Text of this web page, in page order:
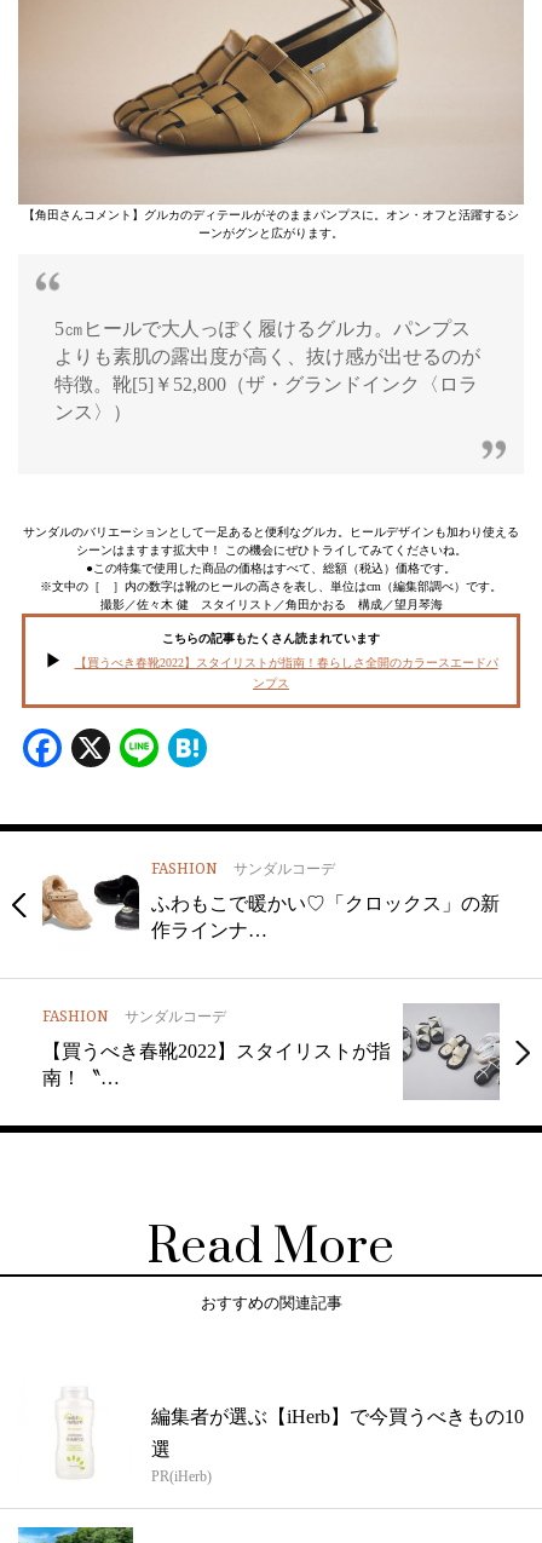
【角田さんコメント】グルカのディテールがそのままパンプスに。オン・オフと活躍するシ
ーンがグンと広がります。
5㎝ヒールで大人っぽく履けるグルカ。パンプス
よりも素肌の露出度が高く、抜け感が出せるのが
特徴。靴[5]￥52,800（ザ・グランドインク〈ロラ
ンス〉）
サンダルのバリエーションとして一足あると便利なグルカ。ヒールデザインも加わり使える
シーンはますます拡大中！ この機会にぜひトライしてみてくださいね。
●この特集で使用した商品の価格はすべて、総額（税込）価格です。
※文中の［ ］内の数字は靴のヒールの高さを表し、単位はcm（編集部調べ）です。
撮影／佐々木 健 スタイリスト／角田かおる 構成／望月琴海
こちらの記事もたくさん読まれています
【買うべき春靴2022】スタイリストが指南！春らしさ全開のカラースエードパ
ンプス
Facebook
X Line
FASHION サンダルコーデ
ふわもこで暖かい♡「クロックス」の新
作ラインナ…
FASHION サンダルコーデ
【買うべき春靴2022】スタイリストが指
南！〝…
Read More
おすすめの関連記事
編集者が選ぶ【iHerb】で今買うべきもの10
選
PR(iHerb)